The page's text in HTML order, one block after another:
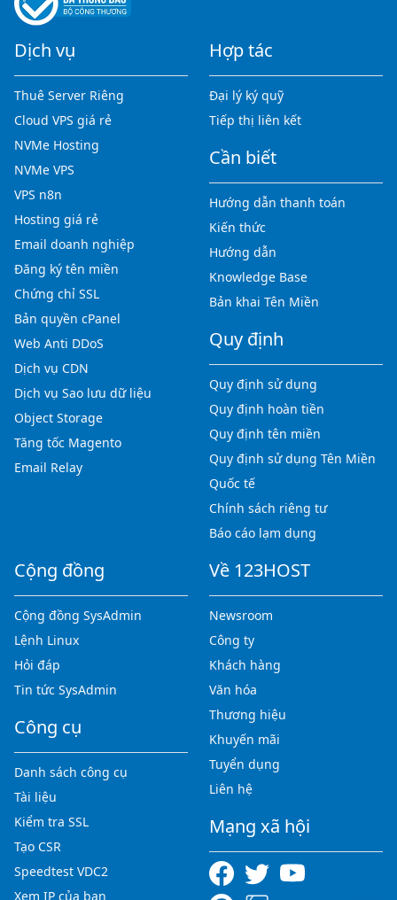
Dịch vụ
Thuê Server Riêng
Cloud VPS giá rẻ
NVMe Hosting
NVMe VPS
VPS n8n
Hosting giá rẻ
Email doanh nghiệp
Đăng ký tên miền
Chứng chỉ SSL
Bản quyền cPanel
Web Anti DDoS
Dịch vụ CDN
Dịch vụ Sao lưu dữ liệu
Object Storage
Tăng tốc Magento
Email Relay
Hợp tác
Đại lý ký quỹ
Tiếp thị liên kết
Cần biết
Hướng dẫn thanh toán
Kiến thức
Hướng dẫn
Knowledge Base
Bản khai Tên Miền
Quy định
Quy định sử dụng
Quy định hoàn tiền
Quy định tên miền
Quy định sử dụng Tên Miền
Quốc tế
Chính sách riêng tư
Báo cáo lạm dụng
Cộng đồng
Cộng đồng SysAdmin
Lệnh Linux
Hỏi đáp
Tin tức SysAdmin
Công cụ
Danh sách công cụ
Tài liệu
Kiểm tra SSL
Tạo CSR
Speedtest VDC2
Xem IP của bạn
Về 123HOST
Newsroom
Công ty
Khách hàng
Văn hóa
Thương hiệu
Khuyến mãi
Tuyển dụng
Liên hệ
Mạng xã hội